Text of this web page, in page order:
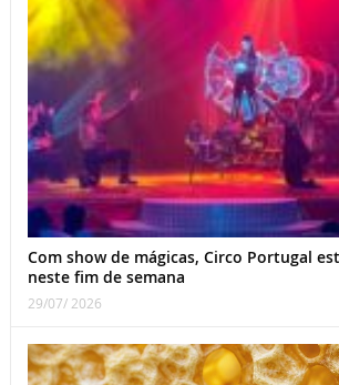
Com show de mágicas, Circo Portugal
neste fim de semana
29/07/ 2026